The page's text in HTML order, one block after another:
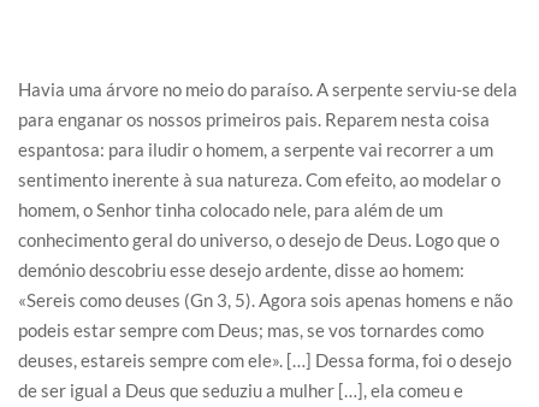
Havia uma árvore no meio do paraíso. A serpente serviu-se dela
para enganar os nossos primeiros pais. Reparem nesta coisa
espantosa: para iludir o homem, a serpente vai recorrer a um
sentimento inerente à sua natureza. Com efeito, ao modelar o
homem, o Senhor tinha colocado nele, para além de um
conhecimento geral do universo, o desejo de Deus. Logo que o
demónio descobriu esse desejo ardente, disse ao homem:
«Sereis como deuses (Gn 3, 5). Agora sois apenas homens e não
podeis estar sempre com Deus; mas, se vos tornardes como
deuses, estareis sempre com ele». […] Dessa forma, foi o desejo
de ser igual a Deus que seduziu a mulher […], ela comeu e